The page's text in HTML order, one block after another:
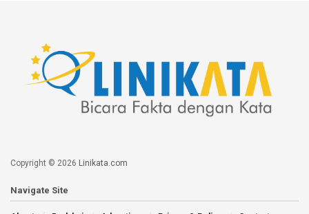
Copyright © 2026 Linikata.com
Navigate Site